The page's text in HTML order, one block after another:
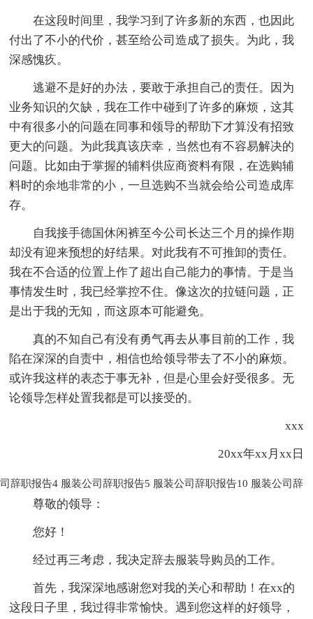
在这段时间里，我学习到了许多新的东西，也因此
付出了不小的代价，甚至给公司造成了损失。为此，我
深感愧疚。
逃避不是好的办法，要敢于承担自己的责任。因为
业务知识的欠缺，我在工作中碰到了许多的麻烦，这其
中有很多小的问题在同事和领导的帮助下才算没有招致
更大的问题。为此我真该庆幸，当然也有不容易解决的
问题。比如由于掌握的辅料供应商资料有限，在选购辅
料时的余地非常的小，一旦选购不当就会给公司造成库
存。
自我接手德国休闲裤至今公司长达三个月的操作期
却没有迎来预想的好结果。对此我有不可推卸的责任。
我在不合适的位置上作了超出自己能力的事情。于是当
事情发生时，我已经掌控不住。像这次的拉链问题，正
是出于我的无知，而这原本可能避免。
真的不知自己有没有勇气再去从事目前的工作，我
陷在深深的自责中，相信也给领导带去了不小的麻烦。
或许我这样的表态于事无补，但是心里会好受很多。无
论领导怎样处置我都是可以接受的。
xxx
20xx年xx月xx日
司辞职报告4
尊敬的领导：
您好！
经过再三考虑，我决定辞去服装导购员的工作。
首先，我深深地感谢您对我的关心和帮助！在xx的
这段日子里，我过得非常愉快。遇到您这样的好领导，
服装公司辞职报告5 服装公司辞职报告10 服装公司辞